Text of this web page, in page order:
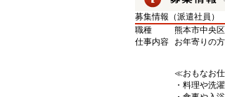
募集情報（派遣社員）
職種
熊本市中央
仕事内容
お年寄りの
≪おもなお
・料理や洗